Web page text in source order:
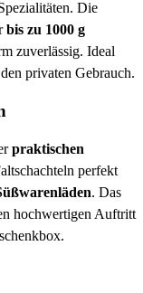
Die
bis zu 1000 g
zuverlässig. Ideal
privaten Gebrauch.
praktischen
perfekt
. Das
hochwertigen Auftritt